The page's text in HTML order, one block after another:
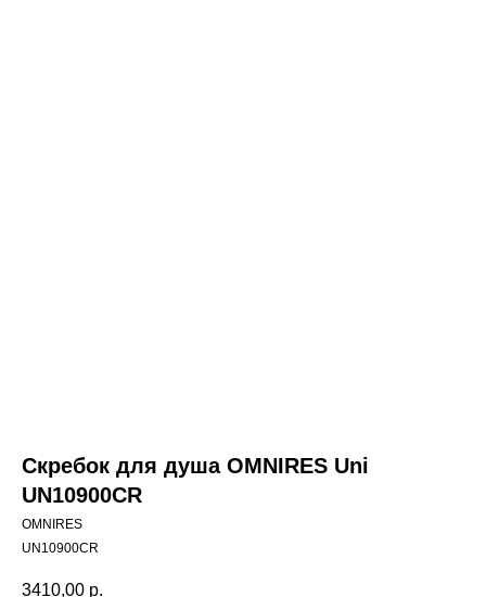
Скребок для душа OMNIRES Uni
UN10900CR
OMNIRES
UN10900CR
3410,00 р.